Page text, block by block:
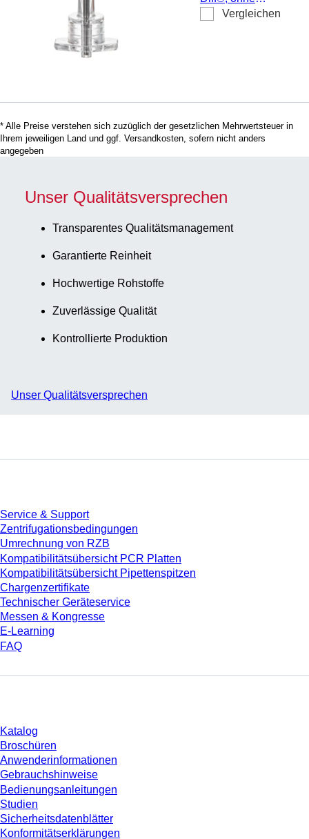
Blutausstrich
Ausstrichkante, zur
Vergleichen
* Alle Preise verstehen sich zuzüglich der gesetzlichen Mehrwertsteuer in
Ihrem jeweiligen Land und ggf. Versandkosten, sofern nicht anders
angegeben
Unser Qualitätsversprechen
Transparentes Qualitätsmanagement
Garantierte Reinheit
Hochwertige Rohstoffe
Zuverlässige Qualität
Kontrollierte Produktion
Unser Qualitätsversprechen
Service & Support
Zentrifugationsbedingungen
Umrechnung von RZB
Kompatibilitätsübersicht PCR Platten
Kompatibilitätsübersicht Pipettenspitzen
Chargenzertifikate
Technischer Geräteservice
Messen & Kongresse
E-Learning
FAQ
Katalog
Broschüren
Anwenderinformationen
Gebrauchshinweise
Bedienungsanleitungen
Studien
Sicherheitsdatenblätter
Konformitätserklärungen